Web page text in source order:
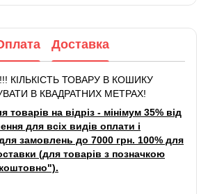
Доставка
КІЛЬКІСТЬ ТОВАРУ В КОШИКУ
В КВАДРАТНИХ МЕТРАХ!
на відріз - мінімум 35% від
для всіх видів оплати і
замовлень до 7000 грн. 100% для
(для товарів з позначкою